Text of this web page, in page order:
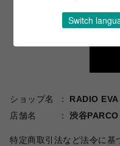
ショップ名
RADIO
店舗名
渋谷PARCO
特定商取引法など法令に基
Switch